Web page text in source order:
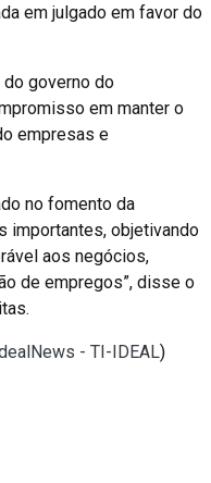
em julgado em favor do
governo do
em manter o
empresas e
no fomento da
importantes, objetivando
aos negócios,
de empregos”, disse o
- TI-IDEAL)